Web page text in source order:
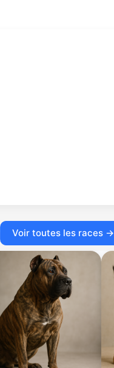
Voir toutes les races →